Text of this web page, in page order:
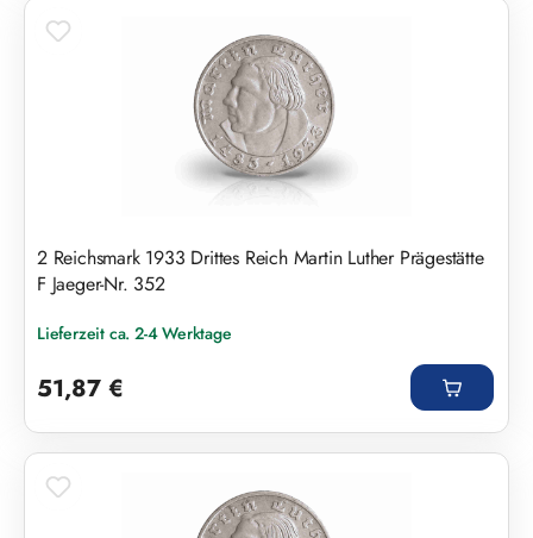
2 Reichsmark 1933 Drittes Reich Martin Luther Prägestätte
F Jaeger-Nr. 352
Lieferzeit ca. 2-4 Werktage
51,87 €